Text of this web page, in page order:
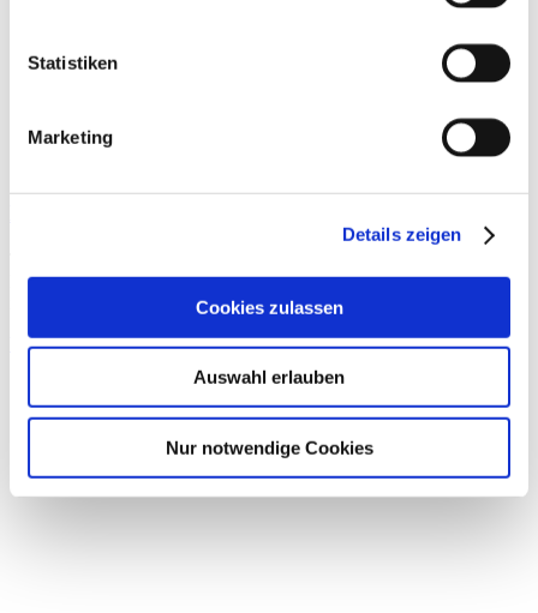
Statistiken
Marketing
Details zeigen
Cookies zulassen
Auswahl erlauben
Nur notwendige Cookies
DFB national teams, a networking and exchange platform, an
Weiterlesen »